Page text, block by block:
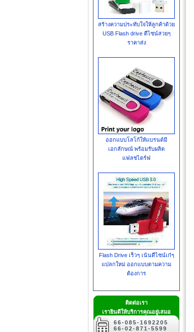
สร้างความประทับใจให้ลูกค้าด้วย
USB Flash drive ดีไซน์สวยๆ
ราคาส่ง
ออกแบบโลโก้ให้แบรนด์มี
เอกลักษณ์ พร้อมรับผลิต
แฟลชไดร์ฟ
Flash Drive เร็วๆ เน้นดีไซน์เก๋ๆ
แปลกใหม่ ออกแบบตามความ
ต้องการ
ติดต่อเรา
เรายินดีให้บริการคุณอยู่เสมอ
66-085-1692205
66-02-871-5599